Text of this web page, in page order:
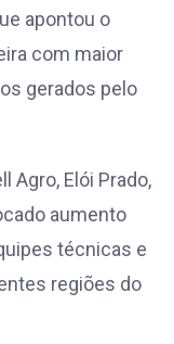
apontou o
com maior
gerados pelo
Agro, Elói Prado,
aumento
técnicas e
regiões do